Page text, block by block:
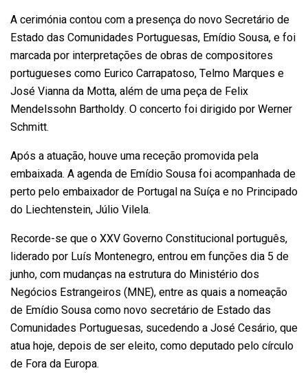
A cerimónia contou com a presença do novo Secretário de
Estado das Comunidades Portuguesas, Emídio Sousa, e foi
marcada por interpretações de obras de compositores
portugueses como Eurico Carrapatoso, Telmo Marques e
José Vianna da Motta, além de uma peça de Felix
Mendelssohn Bartholdy. O concerto foi dirigido por Werner
Schmitt.
Após a atuação, houve uma receção promovida pela
embaixada. A agenda de Emídio Sousa foi acompanhada de
perto pelo embaixador de Portugal na Suíça e no Principado
do Liechtenstein, Júlio Vilela.
Recorde-se que o XXV Governo Constitucional português,
liderado por Luís Montenegro, entrou em funções dia 5 de
junho, com mudanças na estrutura do Ministério dos
Negócios Estrangeiros (MNE), entre as quais a nomeação
de Emídio Sousa como novo secretário de Estado das
Comunidades Portuguesas, sucedendo a José Cesário, que
atua hoje, depois de ser eleito, como deputado pelo círculo
de Fora da Europa.